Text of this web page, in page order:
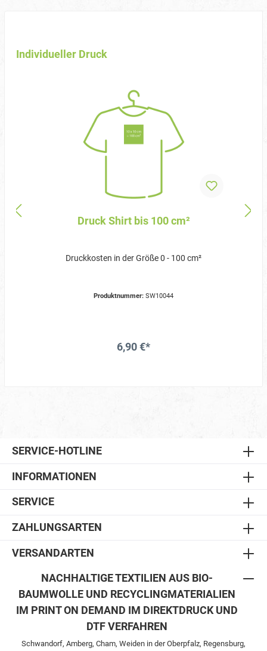
Individueller Druck
Druck Shirt bis 100 cm²
Druckkosten in der Größe 0 - 100 cm²
Produktnummer: SW10044
6,90 €*
SERVICE-HOTLINE
INFORMATIONEN
SERVICE
ZAHLUNGSARTEN
VERSANDARTEN
NACHHALTIGE TEXTILIEN AUS BIO-
BAUMWOLLE UND RECYCLINGMATERIALIEN
IM PRINT ON DEMAND IM DIREKTDRUCK UND
DTF VERFAHREN
Schwandorf, Amberg, Cham, Weiden in der Oberpfalz, Regensburg,